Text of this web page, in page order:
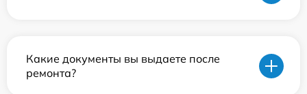
Какие документы вы выдаете после
ремонта?